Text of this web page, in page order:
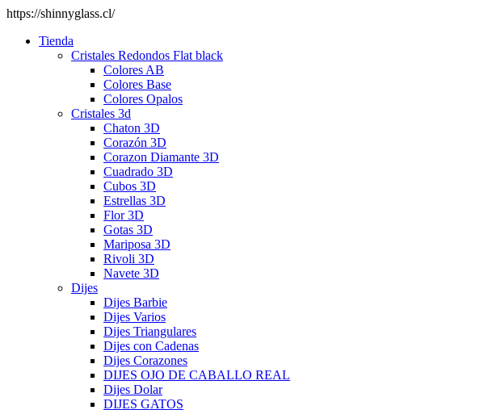
https://shinnyglass.cl/
Tienda
Cristales Redondos Flat black
Colores AB
Colores Base
Colores Opalos
Cristales 3d
Chaton 3D
Corazón 3D
Corazon Diamante 3D
Cuadrado 3D
Cubos 3D
Estrellas 3D
Flor 3D
Gotas 3D
Mariposa 3D
Rivoli 3D
Navete 3D
Dijes
Dijes Barbie
Dijes Varios
Dijes Triangulares
Dijes con Cadenas
Dijes Corazones
DIJES OJO DE CABALLO REAL
Dijes Dolar
DIJES GATOS